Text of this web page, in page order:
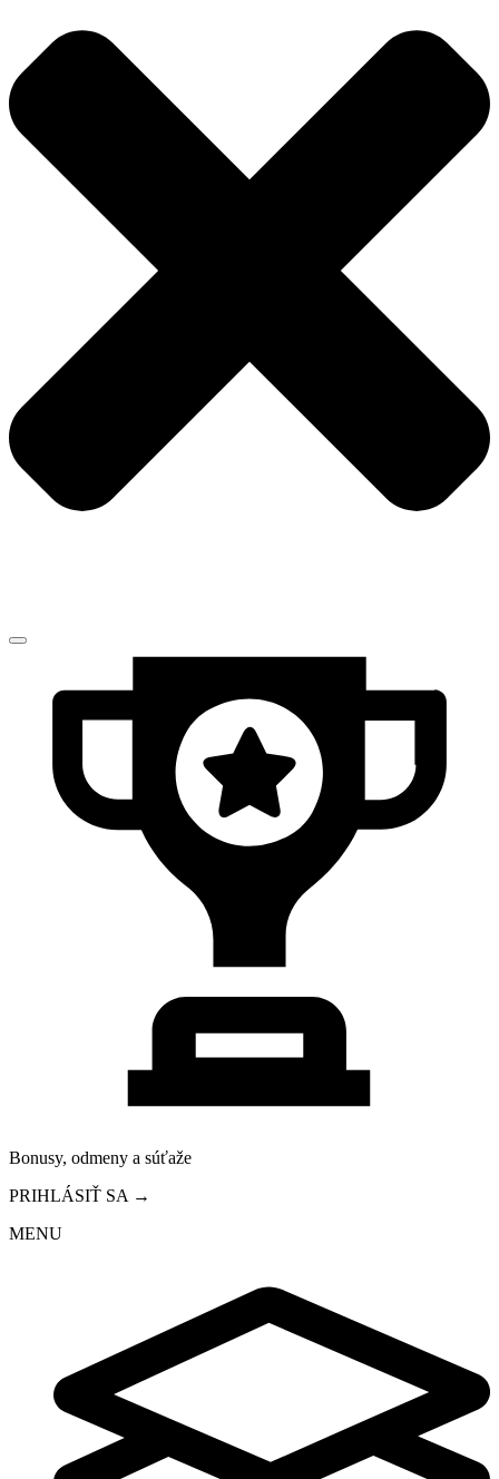
Bonusy, odmeny a súťaže
PRIHLÁSIŤ SA →
MENU